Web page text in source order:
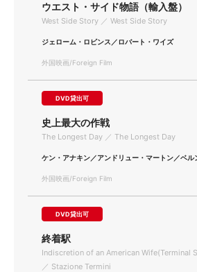
ウエスト・サイド物語（輸入盤）
West Side Story ／ West Side Story
ジェローム・ロビンス／ロバート・ワイズ
外国映画/Foreign Film
DVD貸出可
史上最大の作戦
The Longest Day ／ The Longest Day
ケン・アナキン／アンドリュー・マートン／ベル
外国映画/Foreign Film
DVD貸出可
終着駅
Indiscretion of an American Wife(Terminal
／ Stazione Termini